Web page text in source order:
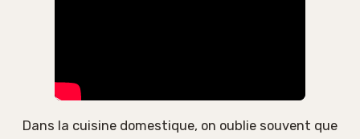
Dans la cuisine domestique, on oublie souvent que